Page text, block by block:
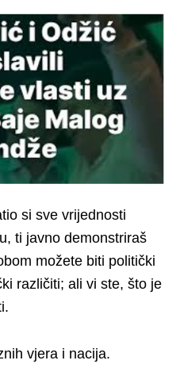
si sve vrijednosti
ti javno demonstriraš
možete biti politički
različiti; ali vi ste, što je
vjera i nacija.